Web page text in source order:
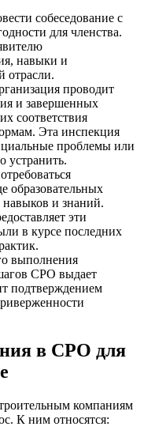
собеседование с
для членства.
навыки и
отрасли.
проводит
и завершенных
соответствия
Эта инспекция
проблемы или
устранить.
образовательных
и знаний.
эти
в курсе последних
выполнения
СРО выдает
подтверждением
в СРО для
компаниям
К ним относятся: